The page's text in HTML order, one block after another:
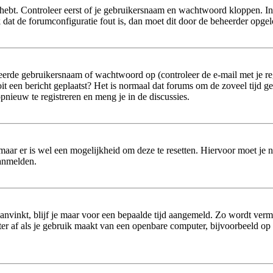
Controleer eerst of je gebruikersnaam en wachtwoord kloppen.
de forumconfiguratie fout is, dan moet dit door de beheerder
gebruikersnaam of wachtwoord op (controleer de e-mail met je
een bericht geplaatst? Het is normaal dat forums om de zoveel tijd
te registreren en meng je in de discussies.
er is wel een mogelijkheid om deze te resetten. Hiervoor moet je
blijf je maar voor een bepaalde tijd aangemeld. Zo wordt
af als je gebruik maakt van een openbare computer, bijvoorbeeld